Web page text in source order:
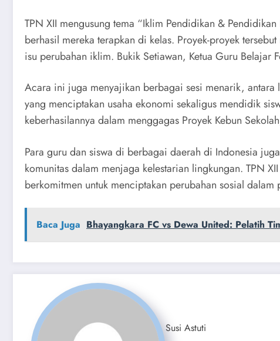
TPN XII mengusung tema “Iklim Pendidikan &
berhasil mereka terapkan di kelas. Proyek-proyek
isu perubahan iklim. Bukik Setiawan, Ketua Guru
Acara ini juga menyajikan berbagai sesi menarik,
yang menciptakan usaha ekonomi sekaligus mendidik
keberhasilannya dalam menggagas Proyek Kebun
Para guru dan siswa di berbagai daerah di Indonesia
komunitas dalam menjaga kelestarian lingkungan. TPN
berkomitmen untuk menciptakan perubahan sosial dalam
Baca Juga Bhayangkara FC vs Dewa United: Pelatih
Susi Astuti